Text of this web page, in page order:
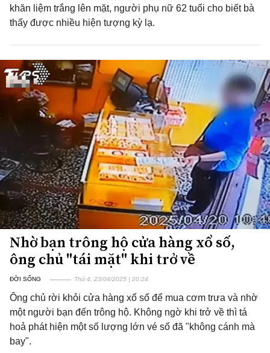
khăn liệm trắng lên mặt, người phụ nữ 62 tuổi cho biết bà
thấy được nhiều hiện tượng kỳ lạ.
Nhờ bạn trông hộ cửa hàng xổ số,
ông chủ "tái mặt" khi trở về
ĐỜI SỐNG Thứ 4, 23/04/2025 | 20:24
Ông chủ rời khỏi cửa hàng xổ số để mua cơm trưa và nhờ
một người bạn đến trông hộ. Không ngờ khi trở về thì tá
hoả phát hiện một số lượng lớn vé số đã "không cánh mà
bay".